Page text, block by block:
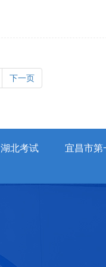
下一页
湖北考试 宜昌市第